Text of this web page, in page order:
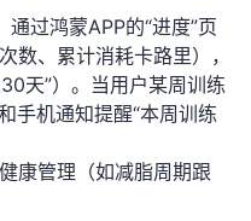
过鸿蒙APP的“进度”页
数、累计消耗卡路里），
天”）。当用户某周训练
手机通知提醒“本周训练
康管理（如减脂周期跟